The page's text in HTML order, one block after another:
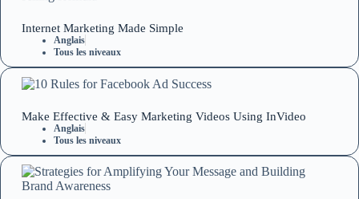
Internet Marketing Made Simple
Anglais
Tous les niveaux
Make Effective & Easy Marketing Videos Using InVideo
Anglais
Tous les niveaux